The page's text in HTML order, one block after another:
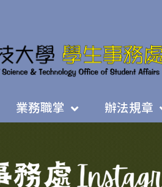
業務職掌 辦法規章